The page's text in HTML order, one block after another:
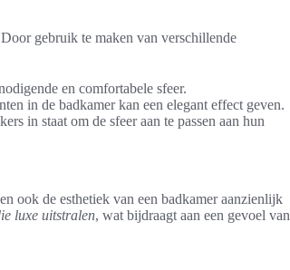
gebruik te maken van verschillende
en comfortabele sfeer.
in de badkamer kan een elegant effect geven.
in staat om de sfeer aan te passen aan hun
ook de esthetiek van een badkamer aanzienlijk
luxe uitstralen, wat bijdraagt aan een gevoel van